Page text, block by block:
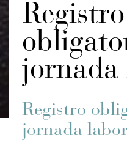
Registro
jornada
Registro
jornada